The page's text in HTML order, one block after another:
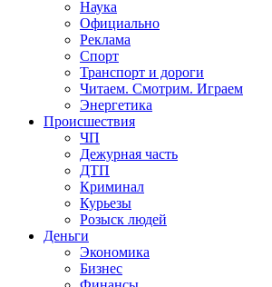
Наука
Официально
Реклама
Спорт
Транспорт и дороги
Читаем. Смотрим. Играем
Энергетика
Происшествия
ЧП
Дежурная часть
ДТП
Криминал
Курьезы
Розыск людей
Деньги
Экономика
Бизнес